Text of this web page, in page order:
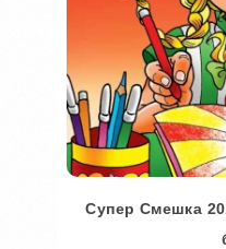
Супер Смешка